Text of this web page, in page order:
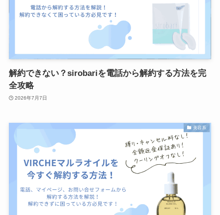
解約できない？sirobariを電話から解約する方法を完
全攻略
2026年7月7日
美容系